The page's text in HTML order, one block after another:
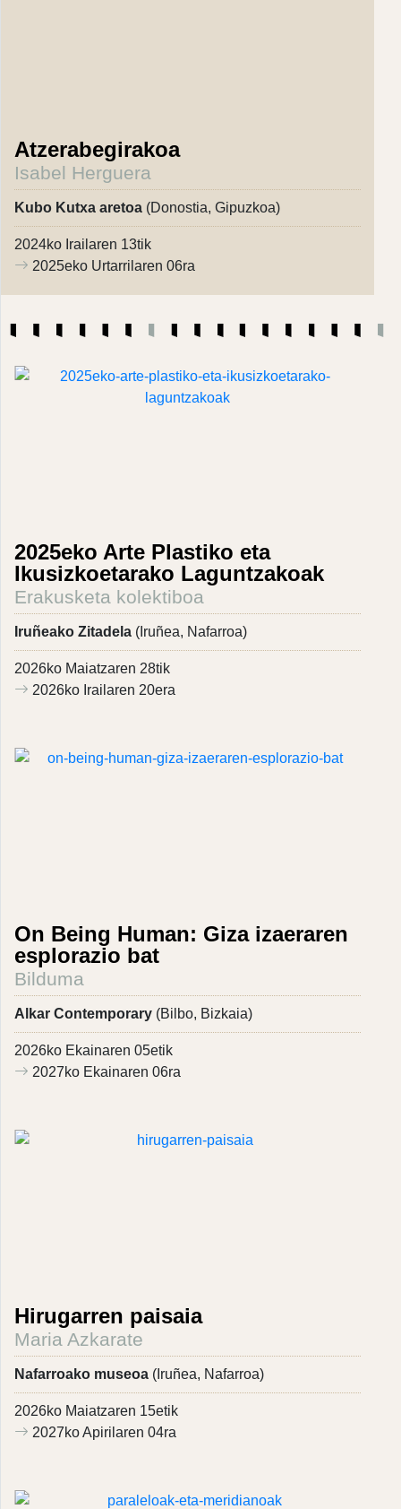
Atzerabegirakoa
Isabel Herguera
Kubo Kutxa aretoa (Donostia, Gipuzkoa)
2024ko Irailaren 13tik
2025eko Urtarrilaren 06ra
2025eko Arte Plastiko eta
Ikusizkoetarako Laguntzakoak
Erakusketa kolektiboa
Iruñeako Zitadela (Iruñea, Nafarroa)
2026ko Maiatzaren 28tik
2026ko Irailaren 20era
On Being Human: Giza izaeraren
esplorazio bat
Bilduma
Alkar Contemporary (Bilbo, Bizkaia)
2026ko Ekainaren 05etik
2027ko Ekainaren 06ra
Hirugarren paisaia
Maria Azkarate
Nafarroako museoa (Iruñea, Nafarroa)
2026ko Maiatzaren 15etik
2027ko Apirilaren 04ra